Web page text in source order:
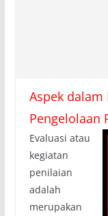
Aspek dalam
Pengelolaan
Evaluasi atau
kegiatan
penilaian
adalah
merupakan